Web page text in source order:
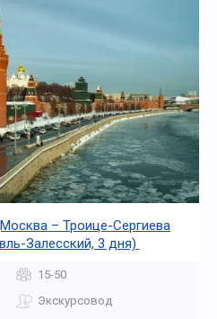
– Троице-Сергиева
Залесский, 3 дня)
15-50
Экскурсовод